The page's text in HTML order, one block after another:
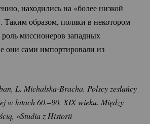
находились на «более низкой
Таким образом, поляки в некотором
роль миссионеров западных
они сами импортировали из
L. Michalska-Bracha. Polscy zesłańcy
w latach 60.–90. XIX wieku. Między
mitem a rzeczywistością, «Studia z Historii